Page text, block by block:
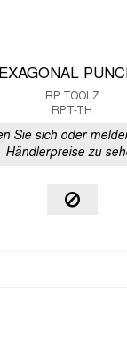
RP TOOLZ
RPT-TH
Sie sich oder
Händlerpreise zu